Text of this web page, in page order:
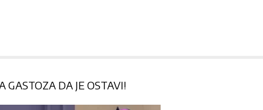
DA JE OSTAVI!